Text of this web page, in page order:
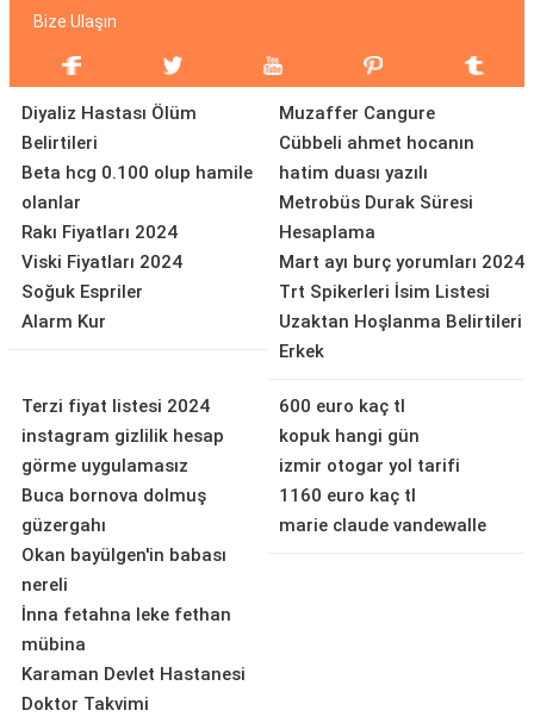
Bize Ulaşın
Diyaliz Hastası Ölüm
Belirtileri
Beta hcg 0.100 olup hamile
olanlar
Rakı Fiyatları 2024
Viski Fiyatları 2024
Soğuk Espriler
Alarm Kur
Muzaffer Cangure
Cübbeli ahmet hocanın
hatim duası yazılı
Metrobüs Durak Süresi
Hesaplama
Mart ayı burç yorumları 2024
Trt Spikerleri İsim Listesi
Uzaktan Hoşlanma Belirtileri
Erkek
Terzi fiyat listesi 2024
instagram gizlilik hesap
görme uygulamasız
Buca bornova dolmuş
güzergahı
Okan bayülgen'in babası
nereli
İnna fetahna leke fethan
mübina
Karaman Devlet Hastanesi
Doktor Takvimi
600 euro kaç tl
kopuk hangi gün
izmir otogar yol tarifi
1160 euro kaç tl
marie claude vandewalle